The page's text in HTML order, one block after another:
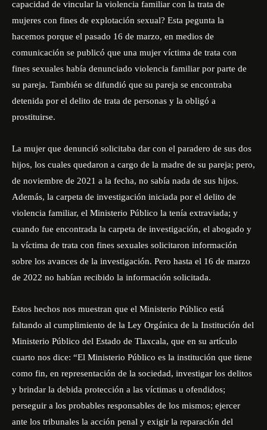
capacidad de vincular la violencia familiar con la trata de
mujeres con fines de explotación sexual? Esta pegunta la
hacemos porque el pasado 16 de marzo, en medios de
comunicación se publicó que una mujer víctima de trata con
fines sexuales había denunciado violencia familiar por parte de
su pareja. También se difundió que su pareja se encontraba
detenida por el delito de trata de personas y la obligó a
prostituirse.
La mujer que denunció solicitaba dar con el paradero de sus dos
hijos, los cuales quedaron a cargo de la madre de su pareja; pero,
de noviembre de 2021 a la fecha, no sabía nada de sus hijos.
Además, la carpeta de investigación iniciada por el delito de
violencia familiar, el Ministerio Público la tenía extraviada; y
cuando fue encontrada la carpeta de investigación, el abogado y
la víctima de trata con fines sexuales solicitaron información
sobre los avances de la investigación. Pero hasta el 16 de marzo
de 2022 no habían recibido la información solicitada.
Estos hechos nos muestran que el Ministerio Público está
faltando al cumplimiento de la Ley Orgánica de la Institución del
Ministerio Público del Estado de Tlaxcala, que en su artículo
cuarto nos dice: “El Ministerio Público es la institución que tiene
como fin, en representación de la sociedad, investigar los delitos
y brindar la debida protección a las víctimas u ofendidos;
perseguir a los probables responsables de los mismos; ejercer
ante los tribunales la acción penal y exigir la reparación del